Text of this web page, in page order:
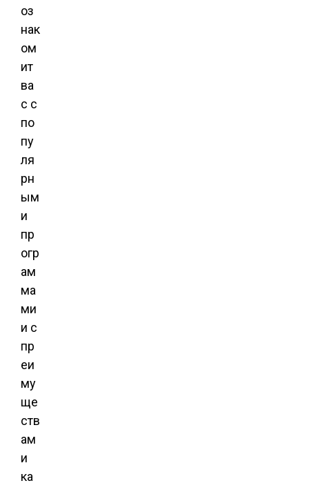
оз
нак
ом
ит
ва
с с
по
пу
ля
рн
ым
и
пр
огр
ам
ма
ми
и с
пр
еи
му
ще
ств
ам
и
ка